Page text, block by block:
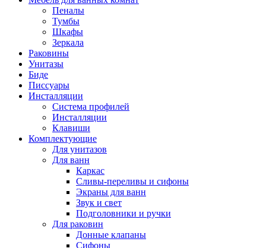
Пеналы
Тумбы
Шкафы
Зеркала
Раковины
Унитазы
Биде
Писсуары
Инсталляции
Система профилей
Инсталляции
Клавиши
Комплектующие
Для унитазов
Для ванн
Каркас
Сливы-переливы и сифоны
Экраны для ванн
Звук и свет
Подголовники и ручки
Для раковин
Донные клапаны
Сифоны